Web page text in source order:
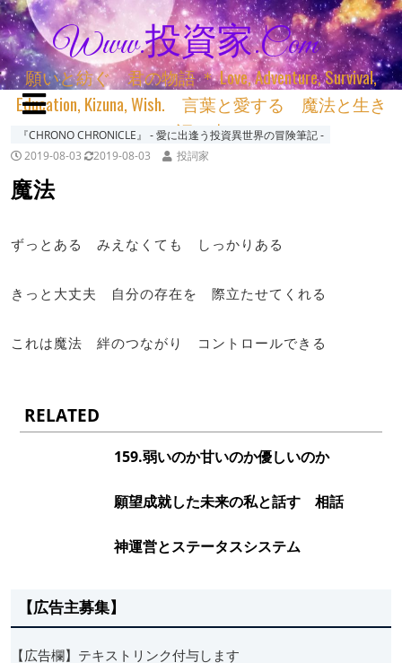
Www.投資家.com
願いと紡ぐ 君の物語 ＊ Love, Adventure, Survival,
Education, Kizuna, Wish. 言葉と愛する 魔法と生き
る 詞と生きる
『CHRONO CHRONICLE』 ‐ 愛に出逢う投資異世界の冒険筆記 ‐
2019-08-03
2019-08-03 投詞家
魔法
ずっとある みえなくても しっかりある
きっと大丈夫 自分の存在を 際立たせてくれる
これは魔法 絆のつながり コントロールできる
RELATED
159.弱いのか甘いのか優しいのか
願望成就した未来の私と話す 相話
神運営とステータスシステム
【広告主募集】
【広告欄】テキストリンク付与します